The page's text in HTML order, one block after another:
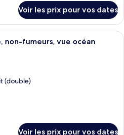
Voir les prix pour vos dates
Un salon moderne avec un canapé
non-fumeurs, vue océan
(double)
Voir les prix pour vos dates